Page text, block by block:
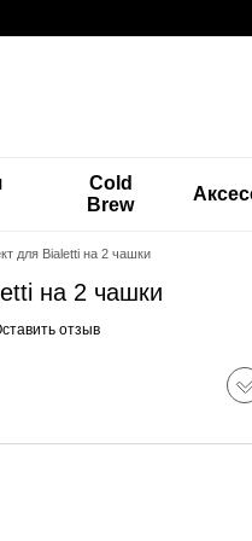
Cold
Brew
для Bialetti на 2 чашки
на 2 чашки
отзыв